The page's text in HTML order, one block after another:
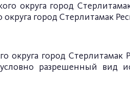
округа город
город Стерлитамак
округа город Стерлитамак
разрешенный вид